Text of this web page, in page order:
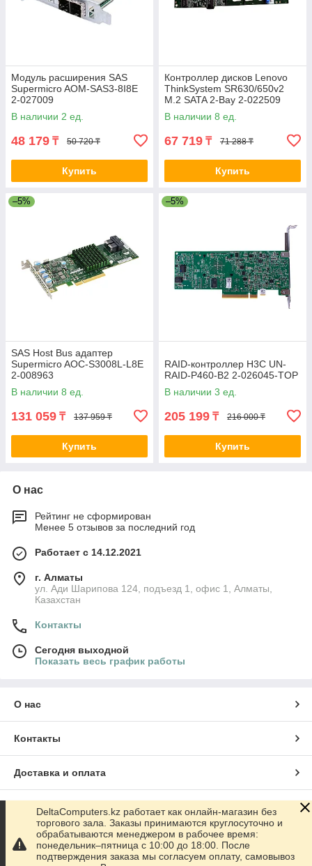
Модуль расширения SAS
Supermicro AOM-SAS3-8I8E
2-027009
В наличии 2 ед.
48 179 ₸ 50 720 ₸
Купить
Контроллер дисков Lenovo
ThinkSystem SR630/650v2
M.2 SATA 2-Bay 2-022509
4Y37A09739
В наличии 8 ед.
67 719 ₸ 71 288 ₸
Купить
–5%
SAS Host Bus адаптер
Supermicro AOC-S3008L-L8E
2-008963
В наличии 8 ед.
131 059 ₸ 137 959 ₸
Купить
–5%
RAID-контроллер H3C UN-
RAID-P460-B2 2-026045-TOP
В наличии 3 ед.
205 199 ₸ 216 000 ₸
Купить
О нас
Рейтинг не сформирован
Менее 5 отзывов за последний год
Работает с 14.12.2021
г. Алматы
ул. Ади Шарипова 124, подъезд 1, офис 1, Алматы,
Казахстан
Контакты
Сегодня выходной
Показать весь график работы
О нас
Контакты
Доставка и оплата
График работы
Полная версия сайта
DeltaComputers.kz работает как онлайн-магазин без
торгового зала. Заказы принимаются круглосуточно и
обрабатываются менеджером в рабочее время:
понедельник–пятница с 10:00 до 18:00. После
подтверждения заказа мы согласуем оплату, самовывоз